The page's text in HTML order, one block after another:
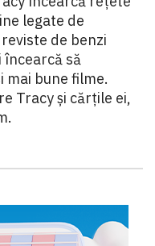
legate de
de benzi
încearcă să
mai bune filme.
Tracy și cărțile ei,